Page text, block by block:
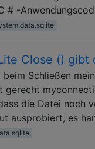
# -
Close ()
beim Schließen
gerecht
die Datei noch
ausprobiert, es